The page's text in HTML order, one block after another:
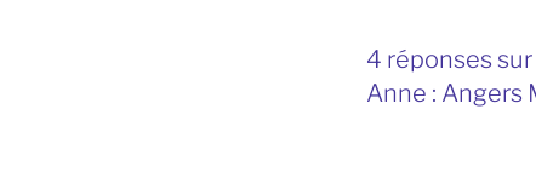
4 réponses
Anne : Angers